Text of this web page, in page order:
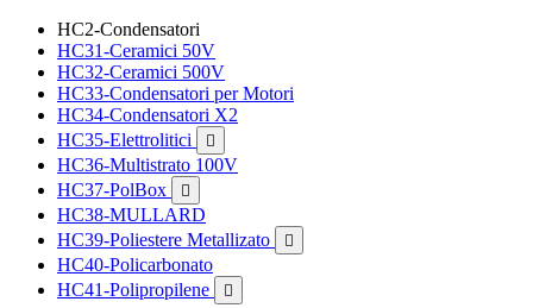
HC2-Condensatori
HC31-Ceramici 50V
HC32-Ceramici 500V
HC33-Condensatori per Motori
HC34-Condensatori X2
HC35-Elettrolitici

HC36-Multistrato 100V
HC37-PolBox

HC38-MULLARD
HC39-Poliestere Metallizato

HC40-Policarbonato
HC41-Polipropilene
